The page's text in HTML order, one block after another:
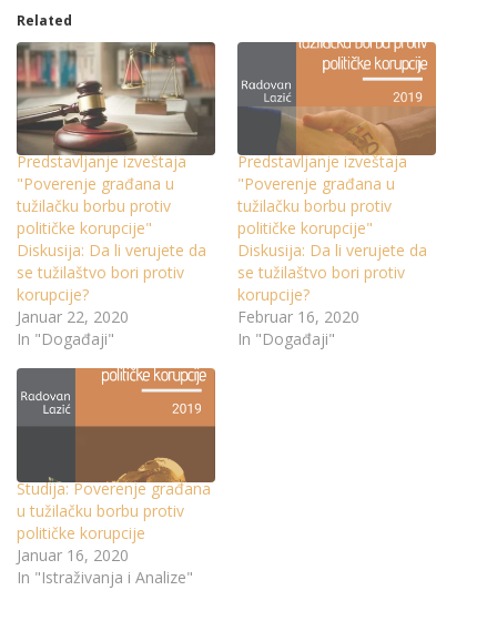
Related
Predstavljanje izveštaja
"Poverenje građana u
tužilačku borbu protiv
političke korupcije"
Diskusija: Da li verujete da
se tužilaštvo bori protiv
korupcije?
Januar 22, 2020
In "Događaji"
Predstavljanje izveštaja
"Poverenje građana u
tužilačku borbu protiv
političke korupcije"
Diskusija: Da li verujete da
se tužilaštvo bori protiv
korupcije?
Februar 16, 2020
In "Događaji"
Studija: Poverenje građana
u tužilačku borbu protiv
političke korupcije
Januar 16, 2020
In "Istraživanja i Analize"